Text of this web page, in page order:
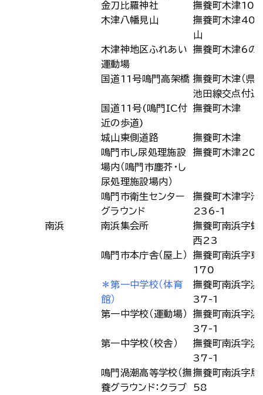
金刀比羅神社
撫養町木津
木津八幡見山
撫養町木津
山
木津神地区ふれあい
運動場
撫養町木津6の
国道11号鳴門高架橋 撫養町木津（県
池田線交点付近
国道11号(鳴門IC付
近の歩道)
撫養町木津
城山東側道路
撫養町木津
鳴門市し尿処理施設
場内（鳴門市塵芥・し
尿処理施設場内）
撫養町木津200
鳴門市衛生センター
グラウンド
撫養町木津字池
236-1
南浜
南浜集会所
撫養町南浜字蛭
西23
鳴門市本庁舎（屋上）
撫養町南浜字東
170
＊第一中学校（体育
館）
撫養町南浜字浜
37-1
第一中学校（運動場）
撫養町南浜字浜
37-1
第一中学校（校舎）
撫養町南浜字浜
37-1
鳴門渦潮高等学校（撫
養グラウンド：クラブ
撫養町南浜字馬
58